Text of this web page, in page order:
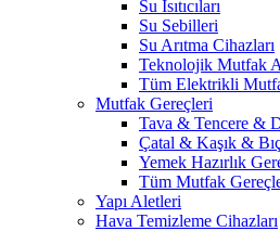
Su Isıtıcıları
Su Sebilleri
Su Arıtma Cihazları
Teknolojik Mutfak
Tüm Elektrikli
Mutfak Gereçleri
Tava & Tencere &
Çatal & Kaşık &
Yemek Hazırlık
Tüm Mutfak
Yapı Aletleri
Hava Temizleme Cihazları